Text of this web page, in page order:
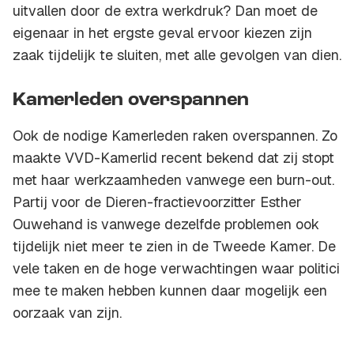
uitvallen door de extra werkdruk? Dan moet de
eigenaar in het ergste geval ervoor kiezen zijn
zaak tijdelijk te sluiten, met alle gevolgen van dien.
Kamerleden overspannen
Ook de nodige Kamerleden raken overspannen. Zo
maakte VVD-Kamerlid recent bekend dat zij stopt
met haar werkzaamheden vanwege een burn-out.
Partij voor de Dieren-fractievoorzitter Esther
Ouwehand is vanwege dezelfde problemen ook
tijdelijk niet meer te zien in de Tweede Kamer. De
vele taken en de hoge verwachtingen waar politici
mee te maken hebben kunnen daar mogelijk een
oorzaak van zijn.